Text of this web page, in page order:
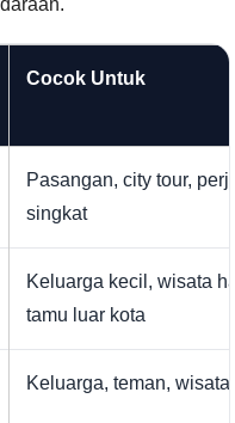
Cocok Untuk
Pasangan, city tour,
singkat
Keluarga kecil, wisata
tamu luar kota
Keluarga, teman,